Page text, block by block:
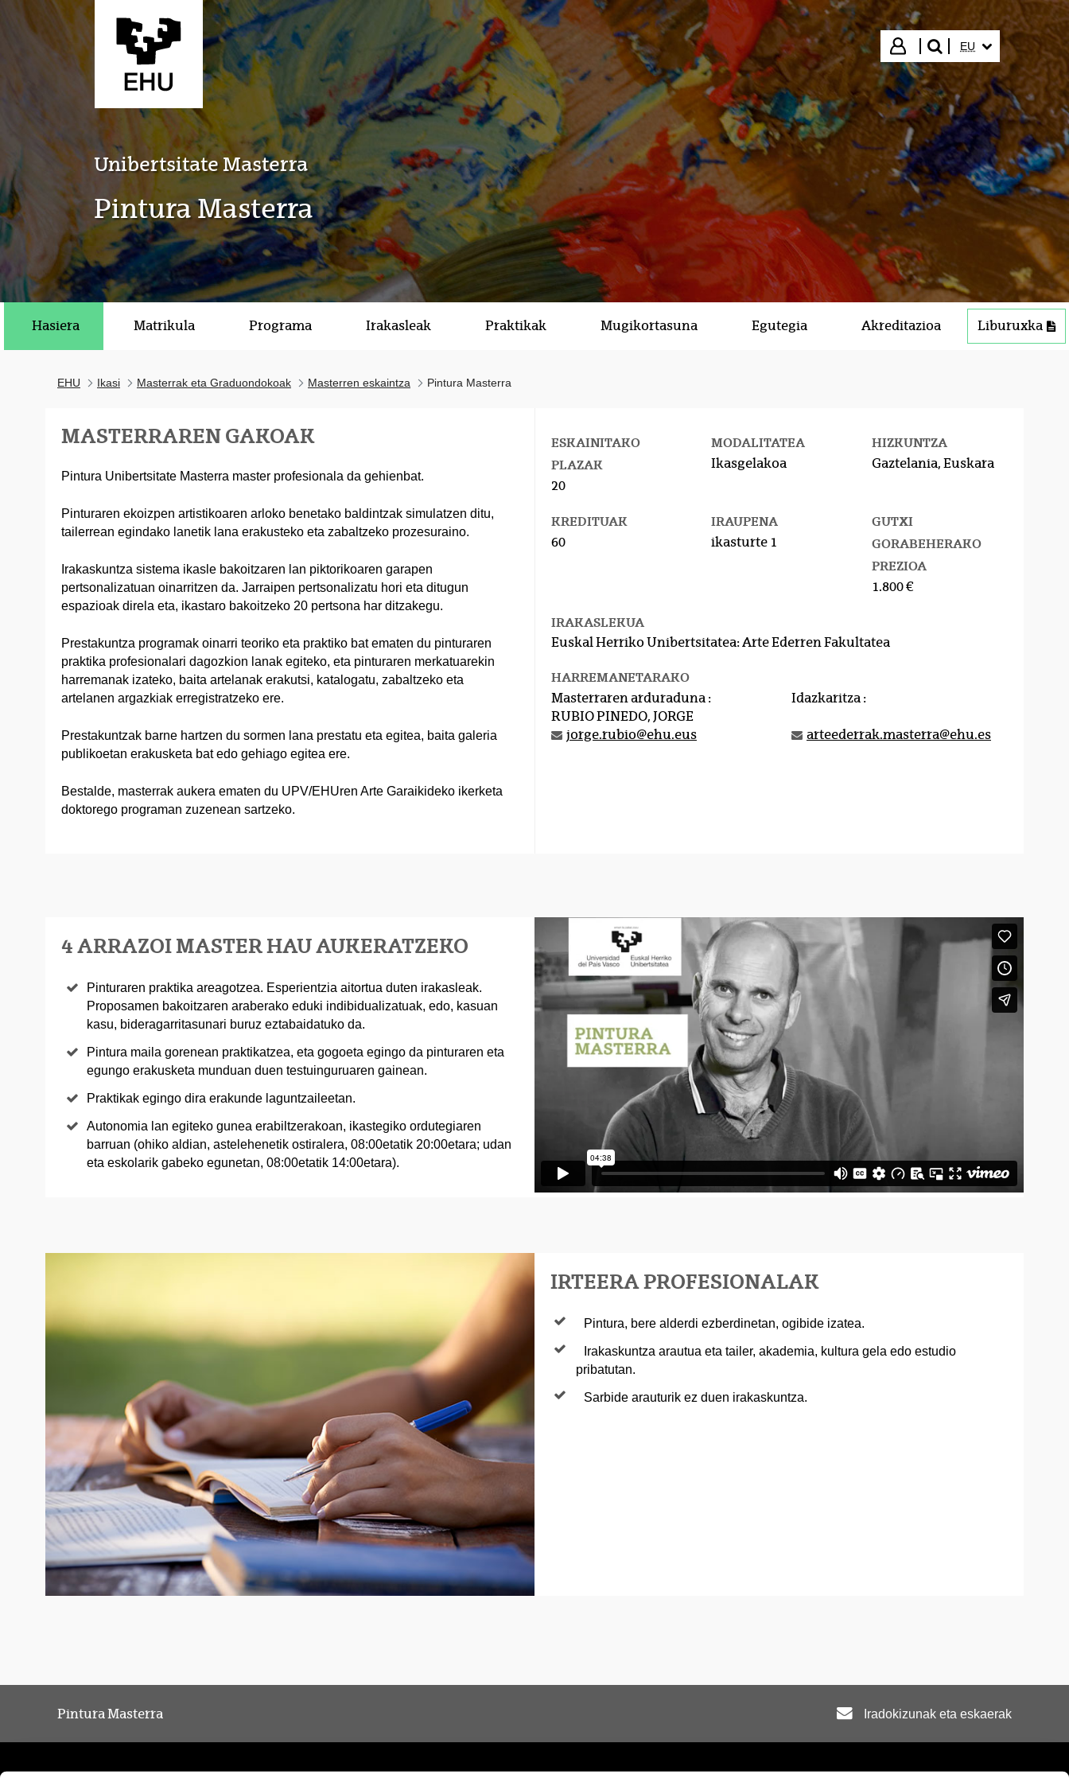
Eduki nagusira joan
Hasi saioa
bilatu"
HIZKUNTZA
EU
Unibertsitate Masterra
Pintura Masterra
Hasiera Matrikula Programa Irakasleak Praktikak Mugikortasuna Egutegia Akreditazioa Liburuxka
EHU Ikasi Masterrak eta Graduondokoak Masterren eskaintza Pintura Masterra
MASTERRAREN GAKOAK
Pintura Unibertsitate Masterra master profesionala da gehienbat.
Pinturaren ekoizpen artistikoaren arloko benetako baldintzak simulatzen ditu,
tailerrean egindako lanetik lana erakusteko eta zabaltzeko prozesuraino.
Irakaskuntza sistema ikasle bakoitzaren lan piktorikoaren garapen
pertsonalizatuan oinarritzen da. Jarraipen pertsonalizatu hori eta ditugun
espazioak direla eta, ikastaro bakoitzeko 20 pertsona har ditzakegu.
Prestakuntza programak oinarri teoriko eta praktiko bat ematen du pinturaren
praktika profesionalari dagozkion lanak egiteko, eta pinturaren merkatuarekin
harremanak izateko, baita artelanak erakutsi, katalogatu, zabaltzeko eta
artelanen argazkiak erregistratzeko ere.
Prestakuntzak barne hartzen du sormen lana prestatu eta egitea, baita galeria
publikoetan erakusketa bat edo gehiago egitea ere.
Bestalde, masterrak aukera ematen du UPV/EHUren Arte Garaikideko ikerketa
doktorego programan zuzenean sartzeko.
ESKAINITAKO
PLAZAK
20
MODALITATEA
Ikasgelakoa
HIZKUNTZA
Gaztelania, Euskara
KREDITUAK
60
IRAUPENA
ikasturte 1
GUTXI
GORABEHERAKO
PREZIOA
1.800 €
IRAKASLEKUA
Euskal Herriko Unibertsitatea: Arte Ederren Fakultatea
HARREMANETARAKO
Masterraren arduraduna :
RUBIO PINEDO, JORGE
jorge.rubio@ehu.eus
Idazkaritza :
arteederrak.masterra@ehu.es
4 ARRAZOI MASTER HAU AUKERATZEKO
Pinturaren praktika areagotzea. Esperientzia aitortua duten irakasleak.
Proposamen bakoitzaren araberako eduki indibidualizatuak, edo, kasuan
kasu, bideragarritasunari buruz eztabaidatuko da.
Pintura maila gorenean praktikatzea, eta gogoeta egingo da pinturaren eta
egungo erakusketa munduan duen testuinguruaren gainean.
Praktikak egingo dira erakunde laguntzaileetan.
Autonomia lan egiteko gunea erabiltzerakoan, ikastegiko ordutegiaren
barruan (ohiko aldian, astelehenetik ostiralera, 08:00etatik 20:00etara; udan
eta eskolarik gabeko egunetan, 08:00etatik 14:00etara).
IRTEERA PROFESIONALAK
Pintura, bere alderdi ezberdinetan, ogibide izatea.
Irakaskuntza arautua eta tailer, akademia, kultura gela edo estudio
pribatutan.
Sarbide arauturik ez duen irakaskuntza.
Pintura Masterra Iradokizunak eta eskaerak